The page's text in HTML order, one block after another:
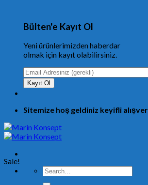
Bülten'e Kayıt Ol
Yeni ürünlerimizden haberdar
olmak için kayıt olabilirsiniz.
Sitemize hoş geldiniz keyifli
Search
for:
Sale!